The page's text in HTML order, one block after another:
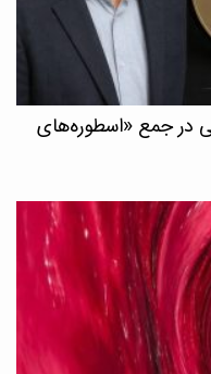
در جمع «اسطوره‌های